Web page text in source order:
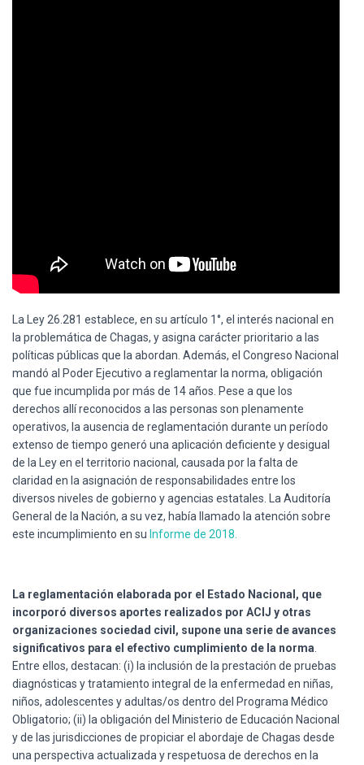
La Ley 26.281 establece, en su artículo 1°, el interés nacional en
la problemática de Chagas, y asigna carácter prioritario a las
políticas públicas que la abordan. Además, el Congreso Nacional
mandó al Poder Ejecutivo a reglamentar la norma, obligación
que fue incumplida por más de 14 años. Pese a que los
derechos allí reconocidos a las personas son plenamente
operativos, la ausencia de reglamentación durante un período
extenso de tiempo generó una aplicación deficiente y desigual
de la Ley en el territorio nacional, causada por la falta de
claridad en la asignación de responsabilidades entre los
diversos niveles de gobierno y agencias estatales. La Auditoría
General de la Nación, a su vez, había llamado la atención sobre
este incumplimiento en su Informe de 2018.
La reglamentación elaborada por el Estado Nacional, que
incorporó diversos aportes realizados por ACIJ y otras
organizaciones sociedad civil, supone una serie de avances
significativos para el efectivo cumplimiento de la norma
Entre ellos, destacan: (i) la inclusión de la prestación de pruebas
diagnósticas y tratamiento integral de la enfermedad en niñas,
niños, adolescentes y adultas/os dentro del Programa Médico
Obligatorio; (ii) la obligación del Ministerio de Educación Nacional
y de las jurisdicciones de propiciar el abordaje de Chagas desde
una perspectiva actualizada y respetuosa de derechos en la